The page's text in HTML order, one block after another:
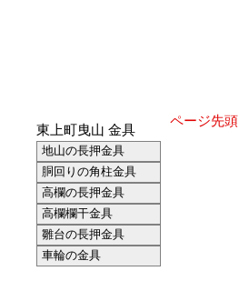
ページ先頭
東上町曳山 金具
地山の長押金具
胴回りの角柱金具
高欄の長押金具
高欄欄干金具
雛台の長押金具
車輪の金具